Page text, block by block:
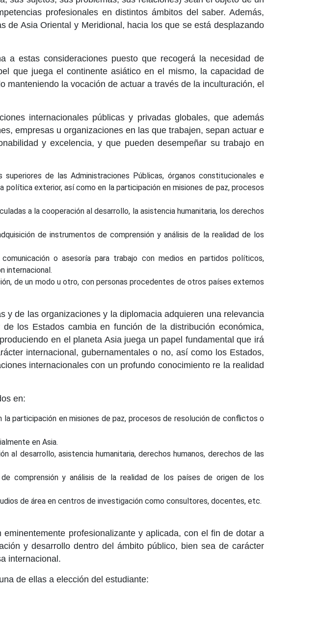
profesionales en distintos ámbitos del saber. Además,
de Asia Oriental y Meridional, hacia los que se está desplazando
estas consideraciones puesto que recogerá la necesidad de
que juega el continente asiático en el mismo, la capacidad de
la vocación de actuar a través de la inculturación, el
internacionales públicas y privadas globales, que además
empresas u organizaciones en las que trabajen, sepan actuar e
y excelencia, y que pueden desempeñar su trabajo en
de las Administraciones Públicas, órganos constitucionales e
exterior, así como en la participación en misiones de paz, procesos
a la cooperación al desarrollo, la asistencia humanitaria, los derechos
de instrumentos de comprensión y análisis de la realidad de los
o asesoría para trabajo con medios en partidos políticos,
internacional.
de un modo u otro, con personas procedentes de otros países externos
y de las organizaciones y la diplomacia adquieren una relevancia
los Estados cambia en función de la distribución económica,
en el planeta Asia juega un papel fundamental que irá
internacional, gubernamentales o no, así como los Estados,
internacionales con un profundo conocimiento re la realidad
en:
participación en misiones de paz, procesos de resolución de conflictos o
en Asia.
al desarrollo, asistencia humanitaria, derechos humanos, derechos de las
comprensión y análisis de la realidad de los países de origen de los
de área en centros de investigación como consultores, docentes, etc.
profesionalizante y aplicada, con el fin de dotar a
y desarrollo dentro del ámbito público, bien sea de carácter
internacional.
de ellas a elección del estudiante: